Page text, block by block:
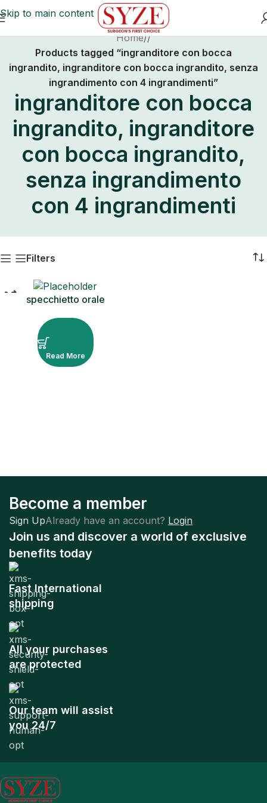
Skip to main content
Home/
Products tagged “ingranditore con bocca
ingrandito, ingranditore con bocca ingrandito, senza
ingrandimento con 4 ingrandimenti”
ingranditore con bocca
ingrandito, ingranditore
con bocca ingrandito,
senza ingrandimento
con 4 ingrandimenti
Filters
specchietto orale
Read More
Become a member
Sign UpAlready have an account? Login
Join us and discover a world of exclusive
benefits today
Fast International
shipping
All your purchases
are protected
Our team will assist
you 24/7